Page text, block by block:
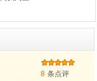
8 条点评